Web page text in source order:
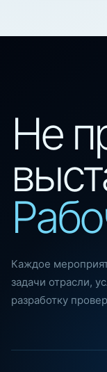
Не
Каждое
задачи отрасли,
разработку